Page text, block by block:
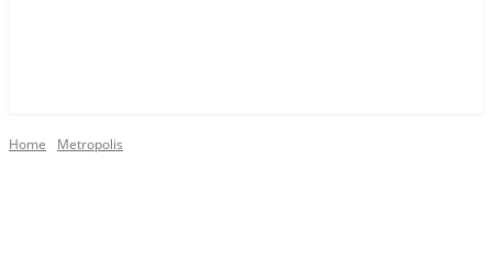
Home Metropolis